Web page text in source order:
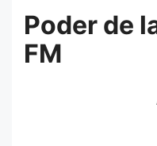
Poder de
FM